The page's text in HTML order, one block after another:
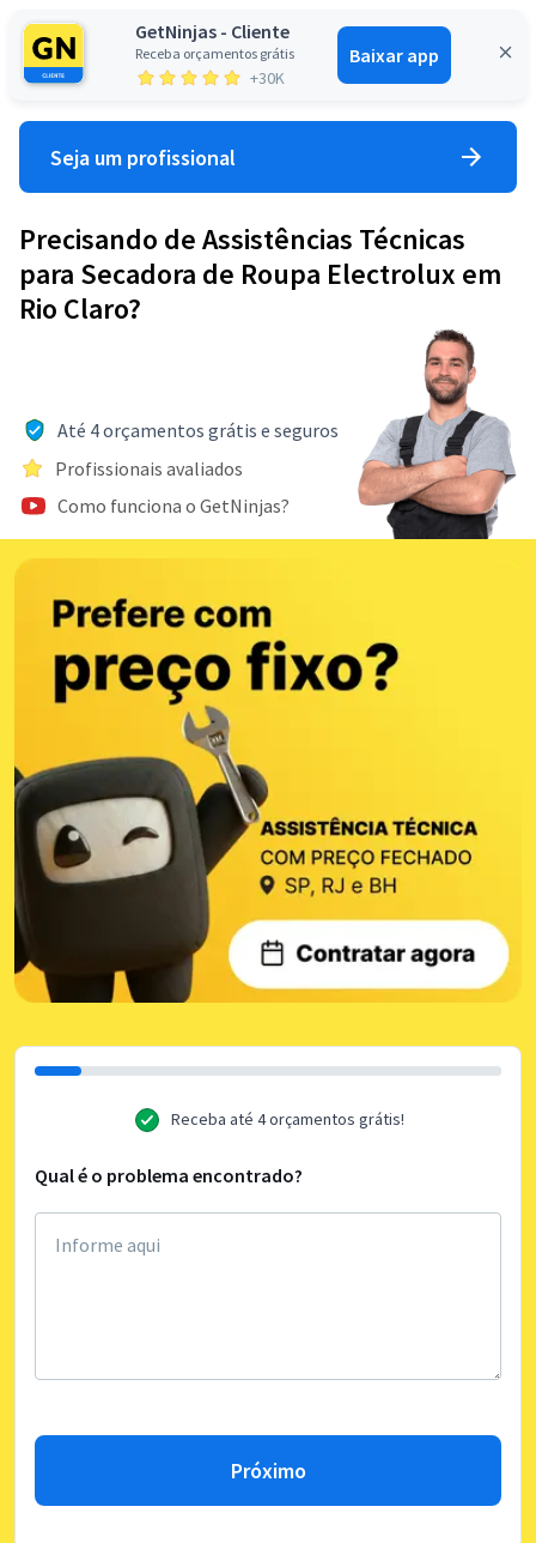
GetNinjas - Cliente
Receba orçamentos grátis
+30K
Baixar app
Entrar
Seja um profissional
Precisando de Assistências Técnicas
para Secadora de Roupa Electrolux em
Rio Claro?
Até 4 orçamentos grátis e seguros
Profissionais avaliados
Como funciona o GetNinjas?
Receba até 4 orçamentos grátis!
Qual é o problema encontrado?
Próximo